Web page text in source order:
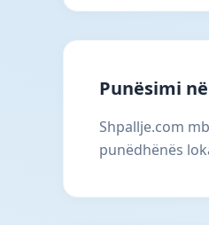
Punësimi
Shpallje.com
punëdhënës